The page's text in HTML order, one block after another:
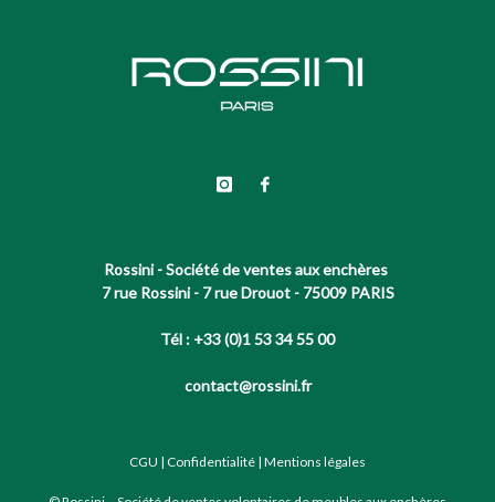
Rossini - Société de ventes aux enchères
7 rue Rossini - 7 rue Drouot - 75009 PARIS
Tél : +33 (0)1 53 34 55 00
contact@rossini.fr
CGU | Confidentialité | Mentions légales